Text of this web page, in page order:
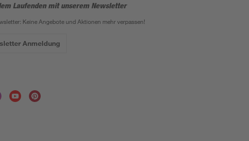
Laufenden mit unserem Newsletter
Keine Angebote und Aktionen mehr verpassen!
Anmeldung